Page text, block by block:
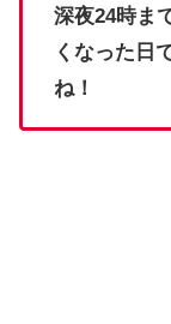
深夜24時ま
くなった日
ね！